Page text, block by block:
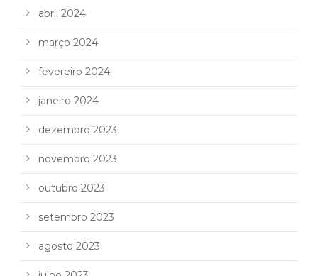
abril 2024
março 2024
fevereiro 2024
janeiro 2024
dezembro 2023
novembro 2023
outubro 2023
setembro 2023
agosto 2023